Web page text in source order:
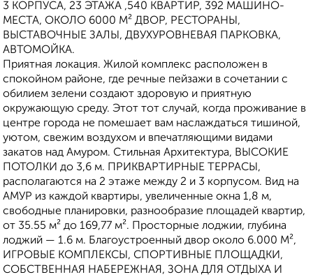
3 КОРПУСА, 23 ЭТАЖА ,540 КВАРТИР, 392 МАШИНО-
МЕСТА, ОКОЛО 6000 М² ДВОР, РЕСТОРАНЫ,
ВЫСТАВОЧНЫЕ ЗАЛЫ, ДВУХУРОВНЕВАЯ ПАРКОВКА,
АВТОМОЙКА.
Приятная локация. Жилой комплекс расположен в
спокойном районе, где речные пейзажи в сочетании с
обилием зелени создают здоровую и приятную
окружающую среду. Этот тот случай, когда проживание в
центре города не помешает вам наслаждаться тишиной,
уютом, свежим воздухом и впечатляющими видами
закатов над Амуром. Стильная Архитектура, ВЫСОКИЕ
ПОТОЛКИ до 3,6 м. ПРИКВАРТИРНЫЕ ТЕРРАСЫ,
располагаются на 2 этаже между 2 и 3 корпусом. Вид на
АМУР из каждой квартиры, увеличенные окна 1,8 м,
свободные планировки, разнообразие площадей квартир,
от 35.55 м² до 169,77 м². Просторные лоджии, глубина
лоджий — 1.6 м. Благоустроенный двор около 6.000 М²,
ИГРОВЫЕ КОМПЛЕКСЫ, СПОРТИВНЫЕ ПЛОЩАДКИ,
СОБСТВЕННАЯ НАБЕРЕЖНАЯ, ЗОНА ДЛЯ ОТДЫХА И